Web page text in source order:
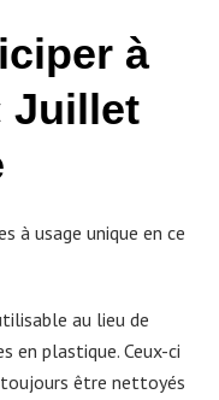
à
Juillet
à usage unique en ce
au lieu de
en plastique. Ceux-ci
être nettoyés